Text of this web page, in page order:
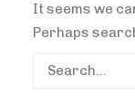
It seems we
Perhaps